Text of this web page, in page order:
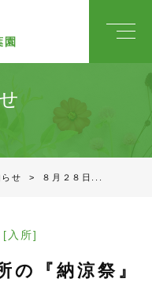
園
らせ > ８月２８日...
所]
の『納涼祭』